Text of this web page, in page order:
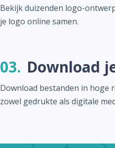
Bekijk duizenden logo-
je logo online samen.
03. Download
Download bestanden in hoge
zowel gedrukte als digitale